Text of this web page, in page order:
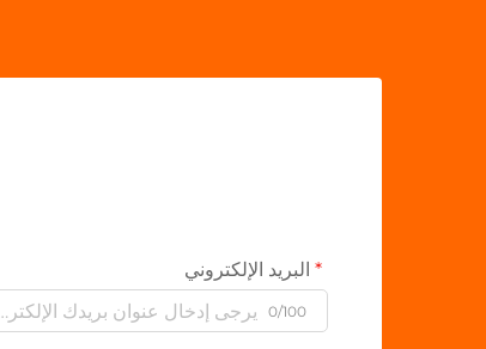
البريد الإلكتروني
0/100